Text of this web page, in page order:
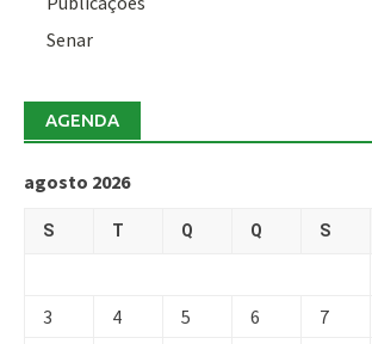
Senar
AGENDA
agosto 2026
S T Q Q S
3
4 5 6 7